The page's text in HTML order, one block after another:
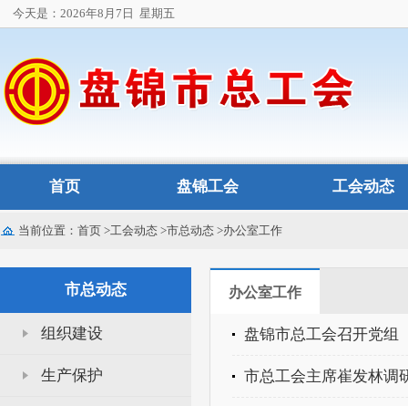
今天是：2026年8月7日 星期五
首页 盘锦工会 工会动态
当前位置： 首页 >工会动态 >市总动态 >办公室工作
市总动态
组织建设
生产保护
办公室工作
市总工会主席崔发林调